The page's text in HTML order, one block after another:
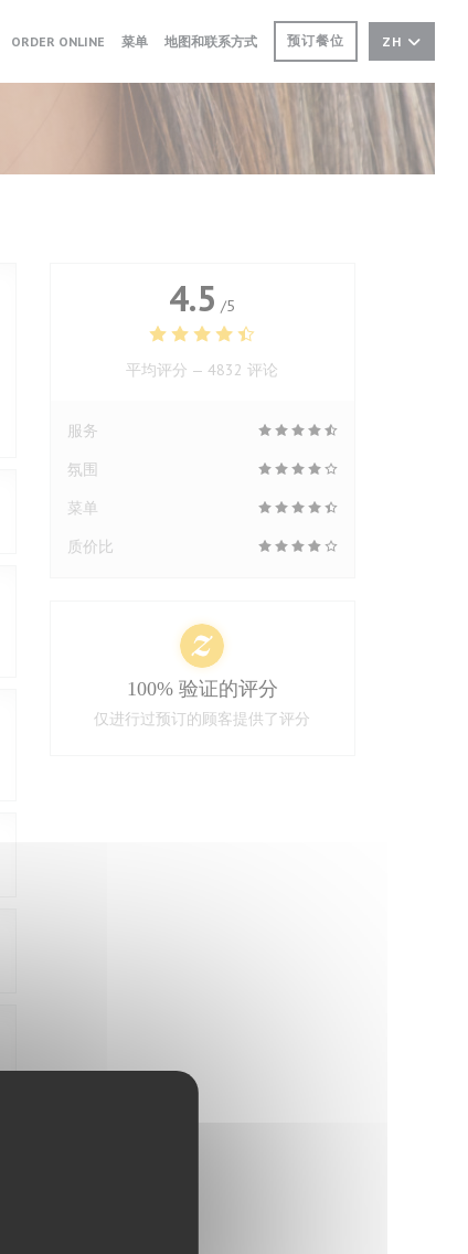
ORDER ONLINE ((在新窗口中打开))
菜单((在新窗口中打开))
地图和联系方式 预订餐位 ZH
4.5 /5
平均评分 —4832 评论
服务
氛围
菜单
质价比
100% 验证的评分
仅进行过预订的顾客提供了评分